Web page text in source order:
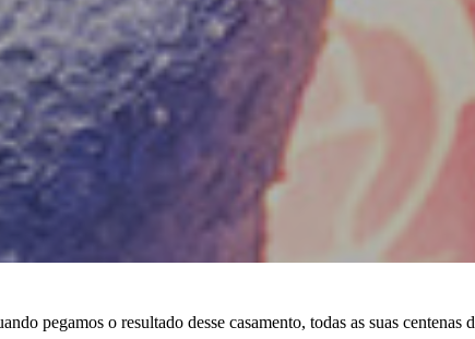
pegamos o resultado desse casamento, todas as suas